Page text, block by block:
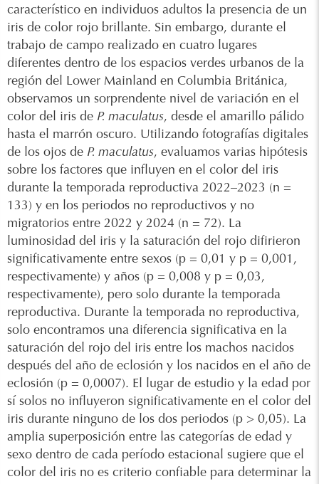
característico en individuos adultos la presencia de un
iris de color rojo brillante. Sin embargo, durante el
trabajo de campo realizado en cuatro lugares
diferentes dentro de los espacios verdes urbanos de la
región del Lower Mainland en Columbia Británica,
observamos un sorprendente nivel de variación en el
color del iris de P. maculatus, desde el amarillo pálido
hasta el marrón oscuro. Utilizando fotografías digitales
de los ojos de P. maculatus, evaluamos varias hipótesis
sobre los factores que influyen en el color del iris
durante la temporada reproductiva 2022–2023 (n =
133) y en los periodos no reproductivos y no
migratorios entre 2022 y 2024 (n = 72). La
luminosidad del iris y la saturación del rojo difirieron
significativamente entre sexos (p = 0,01 y p = 0,001,
respectivamente) y años (p = 0,008 y p = 0,03,
respectivamente), pero solo durante la temporada
reproductiva. Durante la temporada no reproductiva,
solo encontramos una diferencia significativa en la
saturación del rojo del iris entre los machos nacidos
después del año de eclosión y los nacidos en el año de
eclosión (p = 0,0007). El lugar de estudio y la edad por
sí solos no influyeron significativamente en el color del
iris durante ninguno de los dos periodos (p > 0,05). La
amplia superposición entre las categorías de edad y
sexo dentro de cada período estacional sugiere que el
color del iris no es criterio confiable para determinar la